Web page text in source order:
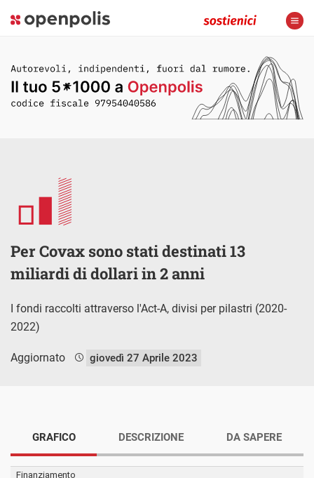
Per Covax sono stati destinati 13
miliardi di dollari in 2 anni
I fondi raccolti attraverso l'Act-A, divisi per pilastri (2020-
2022)
Aggiornato giovedì 27 Aprile 2023
GRAFICO DESCRIZIONE DA SAPERE